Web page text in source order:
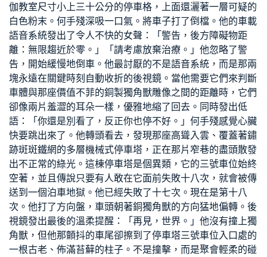
伽教室尺寸小上三十公分的停車格，上面還灑著一層可疑的
白色粉末。何手殘深吸一口氣。將車子打了倒檔。他的車載
語音系統發出了令人不快的女聲：「警告，後方障礙物距
離：無限趨近於零。」「請考慮放棄治療。」他忽略了警
告，開始緩慢地倒車。他最討厭的不是語音系統，而是那兩
塊永遠在關鍵時刻自動收折的後視鏡。當他需要它們來判斷
車體與那座價值不菲的銅製獨角獸雕像之間的距離時，它們
卻像兩片羞澀的耳朵一樣，優雅地縮了回去。同時發出低
語：「你還是別看了，反正你也停不好。」何手殘感覺心臟
快要跳出來了。他轉頭看去，發現那座高聳入雲、覆蓋著鏽
跡斑斑鐵網的多層機械式停車塔，正在那片窄巷的盡頭散發
出不正常的綠光。這棟停車塔是個異類，它的三號車位始終
空著，並且傳說只要有人敢在它面前失敗十八次，就會被傳
送到一個泊車地獄。他已經失敗了十七次。現在是第十八
次。他打了方向盤，車頭朝著銅獨角獸的方向猛地偏轉。後
視鏡發出最後的溫柔提醒：「再見，世界。」他沒有撞上獨
角獸，但他那顫抖的車尾卻擦到了停車塔三號車位入口處的
一根古老、佈滿苔蘚的柱子。不是撞擊，而是聚會輕柔的碰